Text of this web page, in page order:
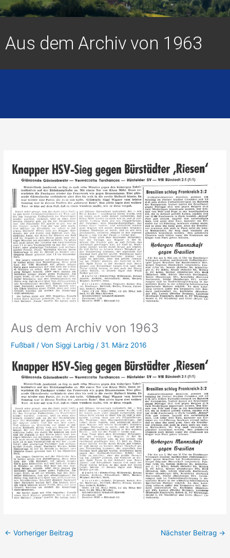
Aus dem Archiv von 1963
Aus dem Archiv von 1963
Fußball / Von Siggi Larbig / 31. März 2016
← Vorheriger Beitrag Nächster Beitrag →